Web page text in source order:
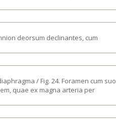
deorsum declinantes, cum
/ Fig. 24. Foramen cum suo
quae ex magna arteria per